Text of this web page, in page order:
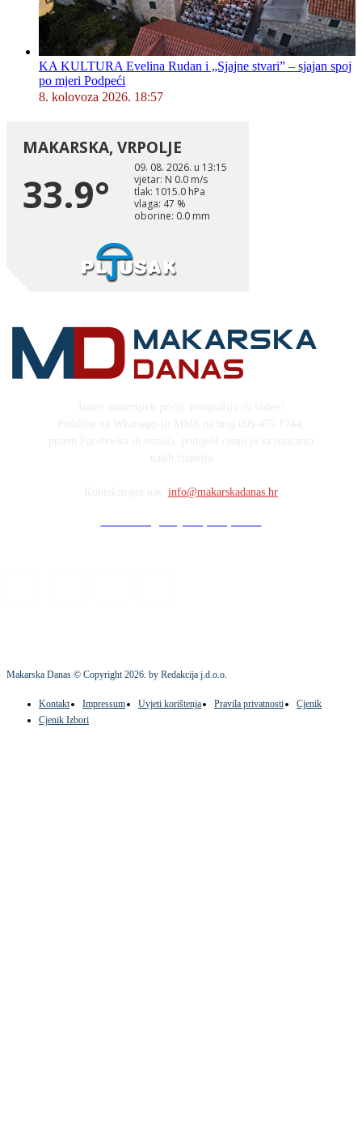
KA KULTURA Evelina Rudan i „Sjajne stvari” – sjajan spoj
po mjeri Podpeći
8. kolovoza 2026. 18:57
info@makarskadanas.hr
Makarska Danas © Copyright2026. by Redakcija j.d.o.o.
Kontakt Impressum Uvjeti korištenja Pravila privatnosti
Cjenik
Cjenik Izbori